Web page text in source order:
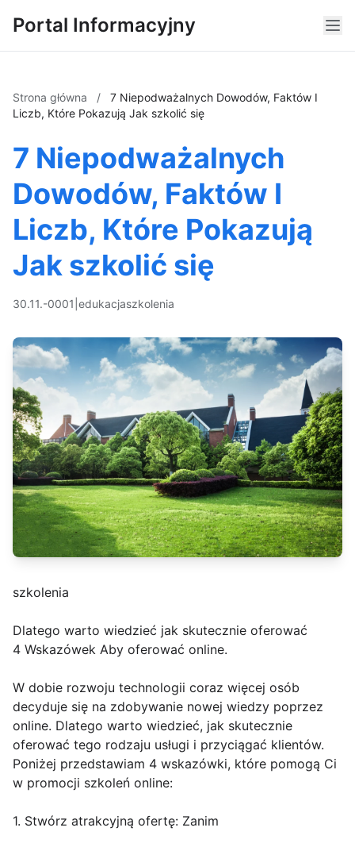
Portal Informacyjny
Strona główna /
7 Niepodważalnych Dowodów, Faktów I
Liczb, Które Pokazują Jak szkolić się
7 Niepodważalnych
Dowodów, Faktów I
Liczb, Które Pokazują
Jak szkolić się
30.11.-0001 edukacjaszkolenia
szkolenia
Dlatego warto wiedzieć jak skutecznie oferować
4 Wskazówek Aby oferować online.
W dobie rozwoju technologii coraz więcej osób
decyduje się na zdobywanie nowej wiedzy poprzez
online. Dlatego warto wiedzieć, jak skutecznie
oferować tego rodzaju usługi i przyciągać klientów.
Poniżej przedstawiam 4 wskazówki, które pomogą Ci
w promocji szkoleń online:
1. Stwórz atrakcyjną ofertę: Zanim